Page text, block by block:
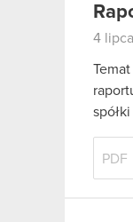
4
PDF